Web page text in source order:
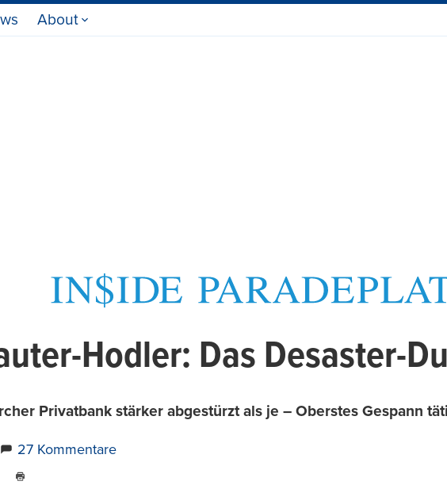
About
Hodler: Das Desaster-
Privatbank stärker abgestürzt als je – Oberstes Gespann
27 Kommentare